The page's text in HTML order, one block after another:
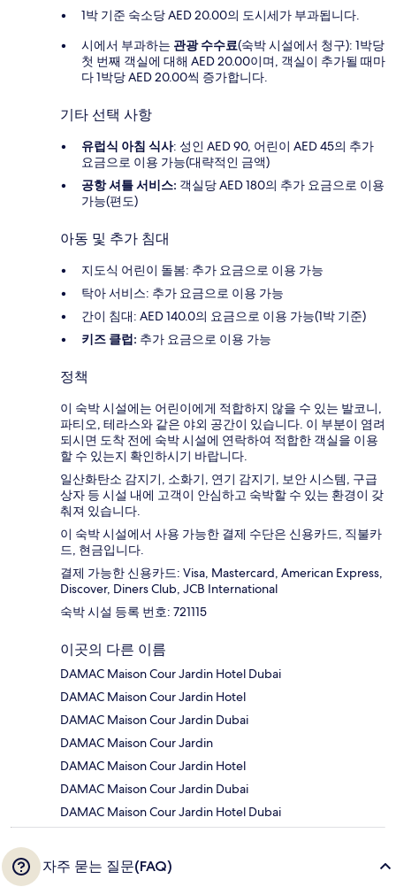
1박 기준 숙소당 AED 20.00의 도시세가 부과됩니다.
시에서 부과하는 관광 수수료(숙박 시설에서 청구): 1박당
첫 번째 객실에 대해 AED 20.00이며, 객실이 추가될 때마
다 1박당 AED 20.00씩 증가합니다.
기타 선택 사항
유럽식 아침 식사: 성인 AED 90, 어린이 AED 45의 추가
요금으로 이용 가능(대략적인 금액)
공항 셔틀 서비스: 객실당 AED 180의 추가 요금으로 이용
가능(편도)
아동 및 추가 침대
지도식 어린이 돌봄: 추가 요금으로 이용 가능
탁아 서비스: 추가 요금으로 이용 가능
간이 침대: AED 140.0의 요금으로 이용 가능(1박 기준)
키즈 클럽: 추가 요금으로 이용 가능
정책
이 숙박 시설에는 어린이에게 적합하지 않을 수 있는 발코니,
파티오, 테라스와 같은 야외 공간이 있습니다. 이 부분이 염려
되시면 도착 전에 숙박 시설에 연락하여 적합한 객실을 이용
할 수 있는지 확인하시기 바랍니다.
일산화탄소 감지기, 소화기, 연기 감지기, 보안 시스템, 구급
상자 등 시설 내에 고객이 안심하고 숙박할 수 있는 환경이 갖
춰져 있습니다.
이 숙박 시설에서 사용 가능한 결제 수단은 신용카드, 직불카
드, 현금입니다.
결제 가능한 신용카드: Visa, Mastercard, American Express,
Discover, Diners Club, JCB International
숙박 시설 등록 번호: 721115
이곳의 다른 이름
DAMAC Maison Cour Jardin Hotel Dubai
DAMAC Maison Cour Jardin Hotel
DAMAC Maison Cour Jardin Dubai
DAMAC Maison Cour Jardin
DAMAC Maison Cour Jardin Hotel
DAMAC Maison Cour Jardin Dubai
DAMAC Maison Cour Jardin Hotel Dubai
자주 묻는 질문(FAQ)